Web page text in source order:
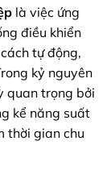
là việc ứng
điều khiển
tự động,
kỷ nguyên
quan trọng bởi
kể năng suất
thời gian chu